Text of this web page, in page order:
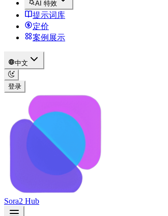
AI 特效
提示词库
定价
案例展示
中文
登录
Sora2 Hub